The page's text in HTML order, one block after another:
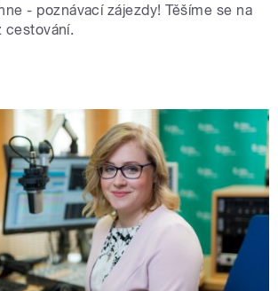
- poznávací zájezdy! Těšíme se na
cestování.